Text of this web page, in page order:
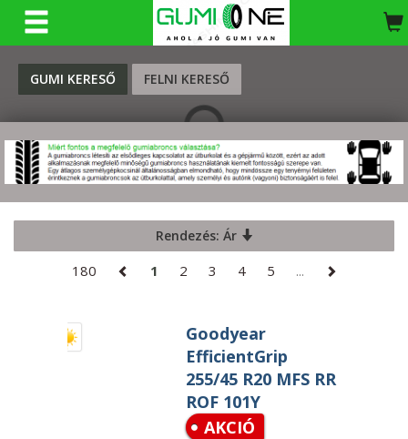
GUMI KERESŐ FELNI KERESŐ
KERESÉS
Rendezés: Ár
180 1 2 3 4 5 ...
Goodyear
EfficientGrip
255/45 R20 MFS RR
ROF 101Y
AKCIÓ